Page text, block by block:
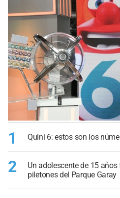
1 Quini 6: estos son los
2
Un adolescente de 15
piletones del Parque Garay